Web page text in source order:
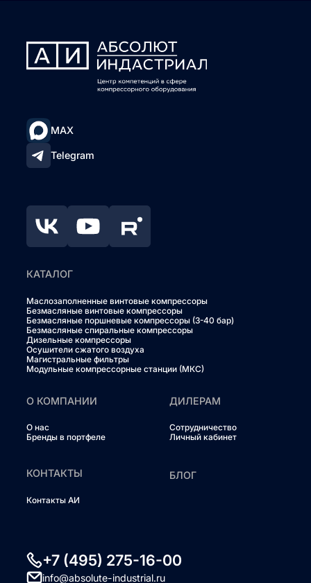
MAX
Telegram
КАТАЛОГ
Маслозаполненные винтовые компрессоры
Безмасляные винтовые компрессоры
Безмасляные поршневые компрессоры (3-40 бар)
Безмасляные спиральные компрессоры
Дизельные компрессоры
Осушители сжатого воздуха
Магистральные фильтры
Модульные компрессорные станции (МКС)
О КОМПАНИИ
О нас
Бренды в портфеле
ДИЛЕРАМ
Сотрудничество
Личный кабинет
КОНТАКТЫ
Контакты АИ
БЛОГ
+7 (495) 275-16-00
info@absolute-industrial.ru